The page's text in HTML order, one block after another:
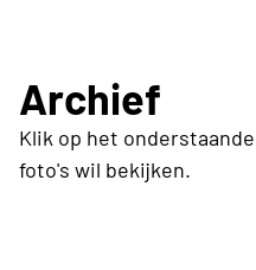
Archief
Klik op het
foto's wil bekijken.